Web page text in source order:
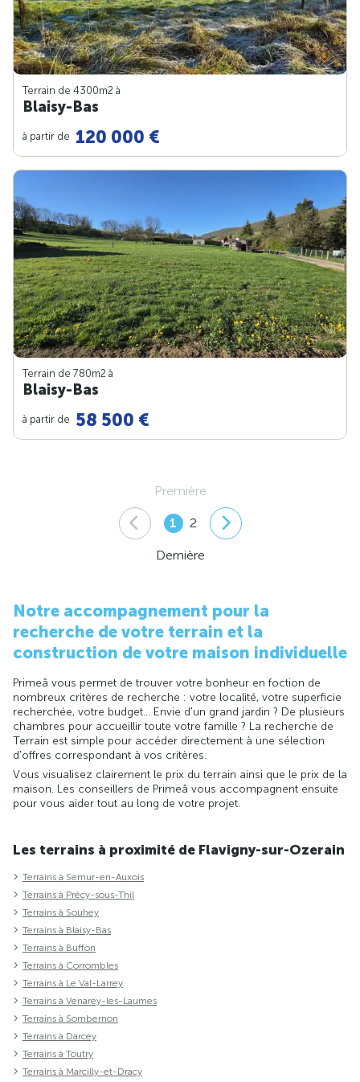
Terrain de 4300m2 à
Blaisy-Bas
à partir de 120 000 €
Terrain de 780m2 à
Blaisy-Bas
à partir de 58 500 €
Première
1 2
Dernière
Notre accompagnement pour la
recherche de votre terrain et la
construction de votre maison individuelle
Primeâ vous permet de trouver votre bonheur en foction de
nombreux critères de recherche : votre localité, votre superficie
recherchée, votre budget... Envie d'un grand jardin ? De plusieurs
chambres pour accueillir toute votre famille ? La recherche de
Terrain est simple pour accéder directement à une sélection
d'offres correspondant à vos critères.
Vous visualisez clairement le prix du terrain ainsi que le prix de la
maison. Les conseillers de Primeâ vous accompagnent ensuite
pour vous aider tout au long de votre projet.
Les terrains à proximité de Flavigny-sur-Ozerain
Terrains à Semur-en-Auxois
Terrains à Précy-sous-Thil
Terrains à Souhey
Terrains à Blaisy-Bas
Terrains à Buffon
Terrains à Corrombles
Terrains à Le Val-Larrey
Terrains à Venarey-les-Laumes
Terrains à Sombernon
Terrains à Darcey
Terrains à Toutry
Terrains à Marcilly-et-Dracy